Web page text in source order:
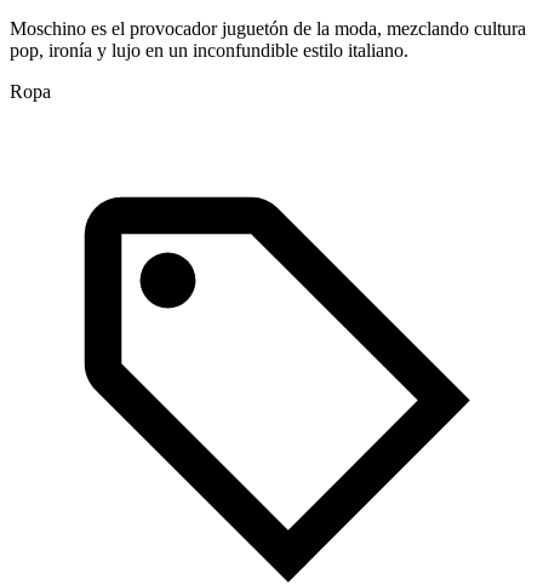
Moschino es el provocador juguetón de la moda, mezclando cultura
pop, ironía y lujo en un inconfundible estilo italiano.
Ropa